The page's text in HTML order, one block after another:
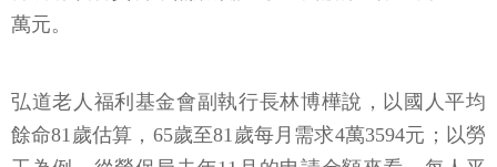
萬元。
弘道老人福利基金會副執行長林博樺說，以國人平均
餘命81歲估算，65歲至81歲每月需求4萬3594元；以勞